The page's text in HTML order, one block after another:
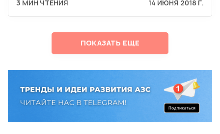
3 МИН ЧТЕНИЯ 14 ИЮНЯ 2018 Г.
ПОКАЗАТЬ ЕЩЕ